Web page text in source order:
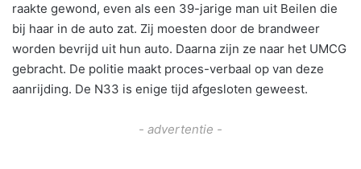
raakte gewond, even als een 39-jarige man uit Beilen die
bij haar in de auto zat. Zij moesten door de brandweer
worden bevrijd uit hun auto. Daarna zijn ze naar het UMCG
gebracht. De politie maakt proces-verbaal op van deze
aanrijding. De N33 is enige tijd afgesloten geweest.
- advertentie -